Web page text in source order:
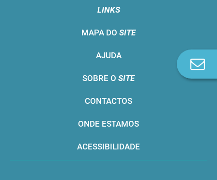
LINKS
MAPA DO SITE
AJUDA
SOBRE O SITE
CONTACTOS
ONDE ESTAMOS
ACESSIBILIDADE